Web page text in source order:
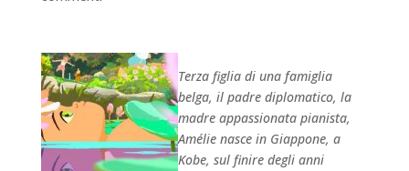
Terza figlia di una famiglia
belga, il padre diplomatico, la
madre appassionata pianista,
Amélie nasce in Giappone, a
Kobe, sul finire degli anni